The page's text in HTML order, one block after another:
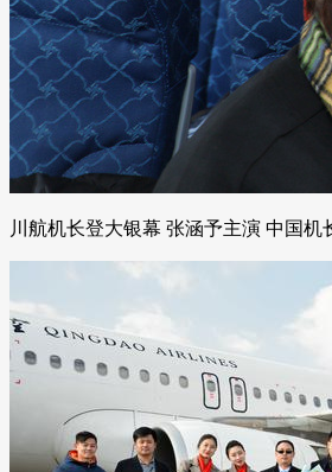
川航机长登大银幕 张涵予主演 中国机